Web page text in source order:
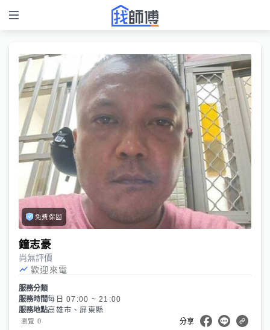
免費保固
鐘志豪
尚無評價
歡迎來電
服務分類
服務時間每日 07:00 ~ 21:00
服務地點高雄市、屏東縣
瀏覽 0 分享